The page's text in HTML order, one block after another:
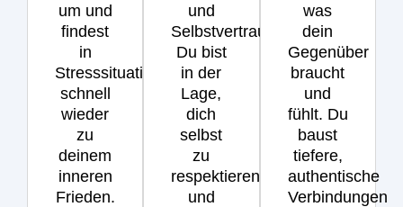
um und
findest
in
Stresssituationen
schnell
wieder
zu
deinem
inneren
Frieden.
und
Selbstvertrauen.
Du bist
in der
Lage,
dich
selbst
zu
respektieren
und
was
dein
Gegenüber
braucht
und
fühlt. Du
baust
tiefere,
authentische
Verbindungen